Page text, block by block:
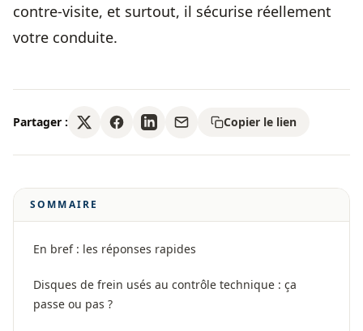
contre-visite, et surtout, il sécurise réellement
votre conduite.
Partager : Copier le lien
SOMMAIRE
En bref : les réponses rapides
Disques de frein usés au contrôle technique : ça
passe ou pas ?